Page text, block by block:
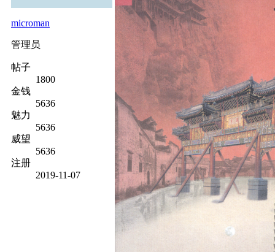
microman
管理员
帖子
1800
金钱
5636
魅力
5636
威望
5636
注册
2019-11-07